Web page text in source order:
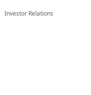
Investor Relations